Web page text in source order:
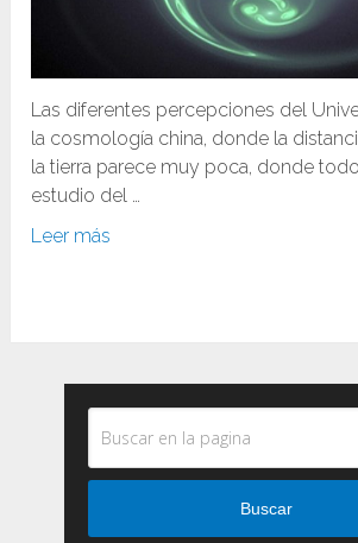
Las diferentes percepciones del
la cosmología china, donde la
la tierra parece muy poca, donde
estudio del …
Leer más
Buscar